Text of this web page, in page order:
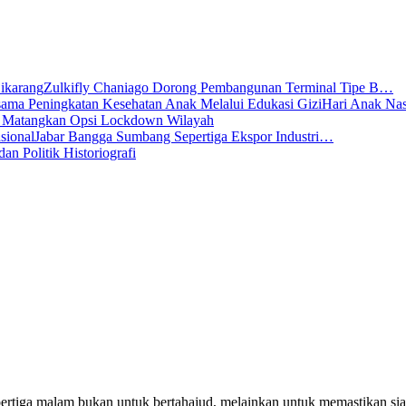
Zulkifly Chaniago Dorong Pembangunan Terminal Tipe B…
Hari Anak
Matangkan Opsi Lockdown Wilayah
Jabar Bangga Sumbang Sepertiga Ekspor Industri…
Politik Historiografi
malam bukan untuk bertahajud, melainkan untuk memastikan